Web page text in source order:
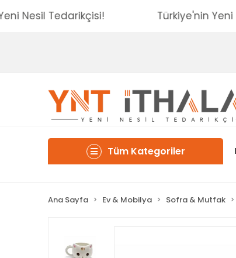
Yeni Nesil Tedarikçisi! Türkiye'nin
Tüm Kategoriler
Ana Sayfa Ev & Mobilya Sofra & Mutfak